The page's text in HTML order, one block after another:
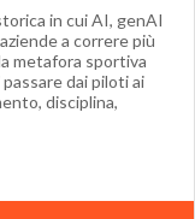
in cui AI, genAI
a correre più
metafora sportiva
dai piloti ai
disciplina,